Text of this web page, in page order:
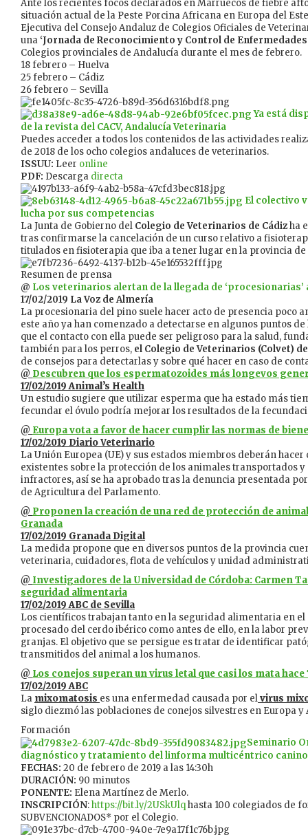
Ante los recientes focos declarados en Marruecos de fiebre
situación actual de la Peste Porcina Africana en Europa del
Ejecutiva del Consejo Andaluz de Colegios Oficiales de
una ‘Jornada de Reconocimiento y Control de
Colegios provinciales de Andalucía durante el mes de febrero.
18 febrero – Huelva
25 febrero – Cádiz
26 febrero – Sevilla
Ya está
de la revista del CACV,Andalucía Veterinaria
Puedes acceder a todos los contenidos de las actividades
de 2018 de los ocho colegios andaluces de veterinarios.
ISSUU: Leer online
PDF: Descarga directa
El colectivo
lucha por sus competencias
La Junta de Gobierno del Colegio de Veterinarios de Cádizha
tras confirmarse la cancelación de un curso relativo a
titulados en fisioterapia que iba a tener lugar en la provincia de
Resumen de prensa
@ Los veterinarios alertan de la llegada de ‘procesionarias’
17/02/2019 La Voz de Almería
La procesionaria del pino suele hacer acto de presencia poco
este año ya han comenzado a detectarse en algunos puntos
que el contacto con ella puede ser peligroso para la salud,
también para los perros, el Colegio de Veterinarios (Colvet)
de consejos para detectarlas y sobre qué hacer en caso de
@ Descubren que los espermatozoides más longevos
17/02/2019 Animal’s Health
Un estudio sugiere que utilizar esperma que ha estado más
fecundar el óvulo podría mejorar los resultados de la
@ Europa vota a favor de hacer cumplir las normas de
17/02/2019 Diario Veterinario
La Unión Europea (UE) y sus estados miembros deberán
existentes sobre la protección de los animales transportados
infractores, así se ha aprobado tras la denuncia presentada
de Agricultura del Parlamento.
@ Proponen la creación de una red de protección de
Granada
17/02/2019 Granada Digital
La medida propone que en diversos puntos de la provincia
veterinaria, cuidadores, flota de vehículos y unidad
@ Investigadores de la Universidad de Córdoba: Carmen
seguridad alimentaria
17/02/2019 ABC de Sevilla
Los científicos trabajan tanto en la seguridad alimentaria en el
procesado del cerdo ibérico como antes de ello, en la labor
granjas. El objetivo que se persigue es tratar de identificar
transmitidos del animal a los humanos.
@ Los conejos superan un virus letal que casi los mata hace
17/02/2019 ABC
La mixomatosis es una enfermedad causada por elvirus
siglo diezmó las poblaciones de conejos silvestres en Europa y
Formación
Seminario
diagnóstico y tratamiento del linforma multicéntrico canino
FECHAS: 20 de febrero de 2019 a las 14:30h
DURACIÓN: 90 minutos
PONENTE: Elena Martínez de Merlo.
INSCRIPCIÓN:https://bit.ly/2USkUlqhasta 100 colegiados de
SUBVENCIONADOS* por el Colegio.